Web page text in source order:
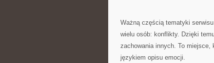
Ważną częścią tematyki
wielu osób: konflikty. Dzięki
zachowania innych. To miejsce,
językiem opisu emocji.